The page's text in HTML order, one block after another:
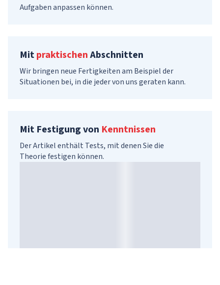
Aufgaben anpassen können.
MitpraktischenAbschnitten
Wir bringen neue Fertigkeiten am Beispiel der
Situationen bei, in die jeder von uns geraten kann.
Mit Festigung von Kenntnissen
Der Artikel enthält Tests, mit denen Sie die
Theorie festigen können.